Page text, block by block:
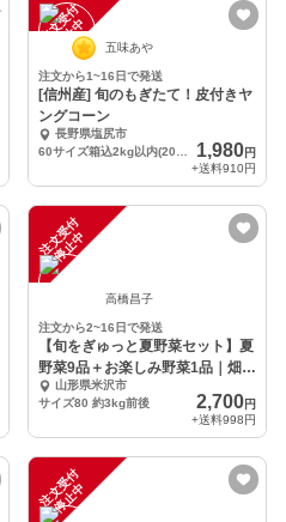
注
文
受
付
停
止
中 五味あや
注文から1~16日で発送
[信州産] 旬のもぎたて！皮付きヤ
ングコーン
長野県塩尻市
1,980円
+送料910円
注
文
受
付
停
止
中
高橋昌子
注文から2~16日で発送
【旬をぎゅっと夏野菜セット】夏
野菜9品＋お楽しみ野菜1品｜畑の
恵みを箱いっぱいに
山形県米沢市
サイズ80 約3kg前後
2,700円
+送料998円
注
文
受
付
停
止
中